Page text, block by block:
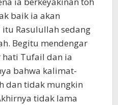
baik ia akan
itu Rasulullah sedang
Begitu mendengar
Tufail dan ia
bahwa kalimat-
dan tidak mungkin
tidak lama